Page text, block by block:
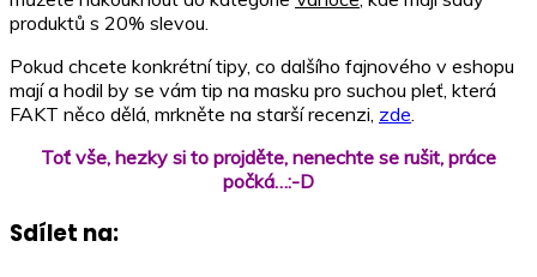
produktů s 20% slevou.
Pokud chcete konkrétní tipy, co dalšího fajnového v eshopu
mají a hodil by se vám tip na masku pro suchou pleť, která
FAKT něco dělá, mrkněte na starší recenzi, zde
Toť vše, hezky si to projděte, nenechte se rušit, práce
počká…:-D
Sdílet na: